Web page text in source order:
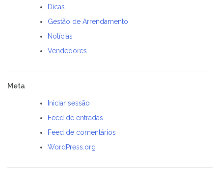
Dicas
Gestão de Arrendamento
Notícias
Vendedores
Meta
Iniciar sessão
Feed de entradas
Feed de comentários
WordPress.org